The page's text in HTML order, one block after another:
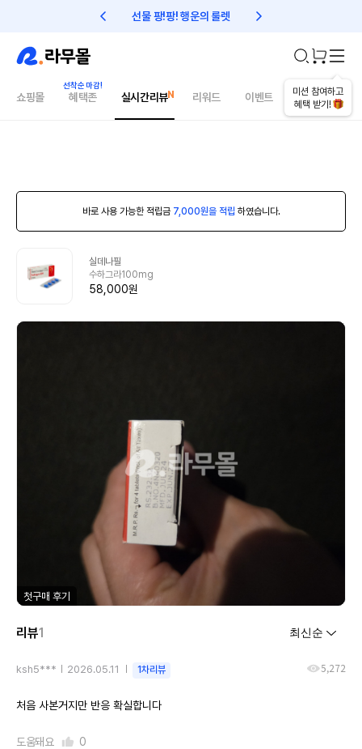
선물 팡!팡! 행운의 룰렛 친구초대 1만원 리워드!
미션 참여하고
혜택 받기!
쇼핑몰 혜택존 실시간리뷰 리워드 이벤트 건강매거진
바로 사용 가능한 적립금 7,000원을 적립 하였습니다.
실데나필
수하그라100mg
58,000원
첫구매 후기
리뷰1
ksh5*** 2026.05.11 1차리뷰 5,272
처음 사본거지만 반응 확실합니다
도움돼요 0